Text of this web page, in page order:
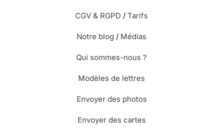
⭐⭐⭐⭐⭐ Le 19/10/2018 : Superbe et originale merci
CGV & RGPD / Tarifs
Notre blog / Médias
Qui sommes-nous ?
Modèles de lettres
Envoyer des photos
Envoyer des cartes